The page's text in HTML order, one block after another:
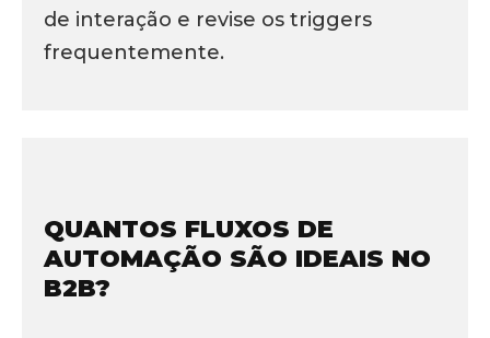
de interação e revise os triggers
frequentemente.
QUANTOS FLUXOS DE
AUTOMAÇÃO SÃO IDEAIS NO
B2B?